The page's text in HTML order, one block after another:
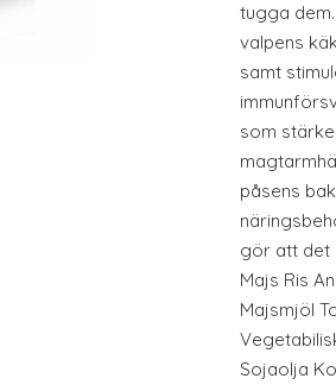
tugga
valpens
samt
som
påsens
gör att det
Majs Ris
Majsmjöl
Sojaolja